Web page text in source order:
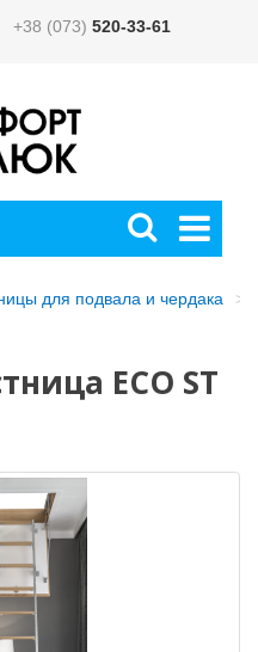
+38 (073) 520-33-61
для подвала и чердака
ECO ST